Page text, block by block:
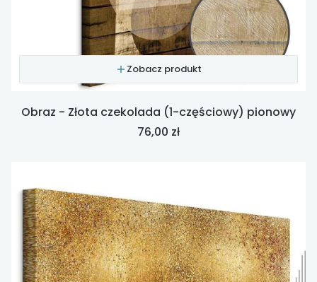
Zobacz produkt
Obraz - Złota czekolada (1-częściowy) pionowy
Cena
76,00 zł